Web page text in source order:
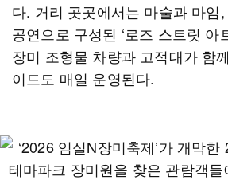
다. 거리 곳곳에서는 마술과 마임
공연으로 구성된 ‘로즈 스트릿 아
장미 조형물 차량과 고적대가 함
이드도 매일 운영된다.